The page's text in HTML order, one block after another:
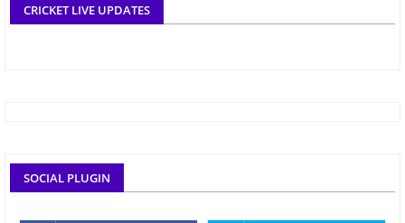
CRICKET LIVE UPDATES
SOCIAL PLUGIN